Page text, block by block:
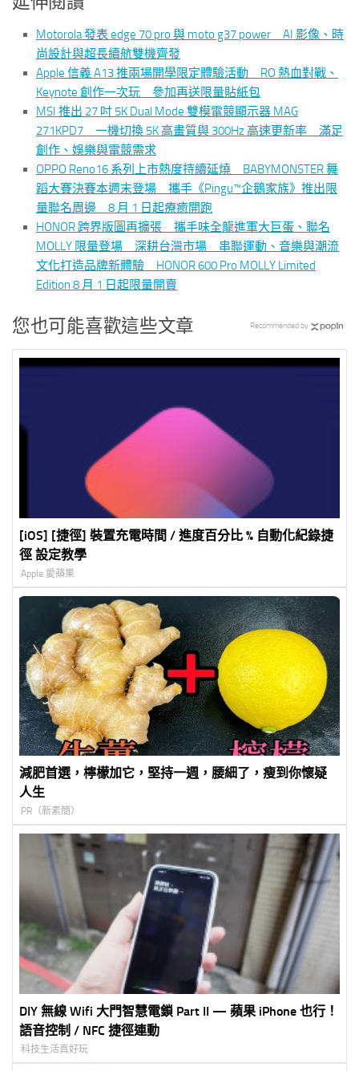
Motorola 發表 edge 70 pro 與 moto g37 power AI 影像、時
尚設計與超長續航雙機齊發
Apple 信義 A13 推兩場開學限定體驗活動 RO 熱血對戰、
Keynote 創作一次玩 參加再送限量貼紙包
MSI 推出 27 吋 5K Dual Mode 雙模電競顯示器 MAG
271KPD7 一機切換 5K 高畫質與 300Hz 高速更新率 滿足
創作、娛樂與電競需求
OPPO Reno16 系列上市熱度持續延燒 BABYMONSTER 舞
蹈大賽決賽本週末登場 攜手《Pingu™企鵝家族》推出限
量聯名周邊 8 月 1 日起療癒開跑
HONOR 跨界版圖再擴張 攜手味全龍進軍大巨蛋、聯名
MOLLY 限量登場 深耕台灣市場 串聯運動、音樂與潮流
文化打造品牌新體驗 HONOR 600 Pro MOLLY Limited
Edition 8 月 1 日起限量開賣
您也可能喜歡這些文章
[iOS] [捷徑] 裝置充電時間 / 進度百分比 % 自動化紀錄捷
徑 設定教學
Apple 愛蘋果
減肥首選，檸檬加它，堅持一週，腰細了，瘦到你懷疑
人生
PR（新素簡）
DIY 無線 Wifi 大門智慧電鎖 Part II — 蘋果 iPhone 也行！
語音控制 / NFC 捷徑連動
科技生活真好玩
Recommended by